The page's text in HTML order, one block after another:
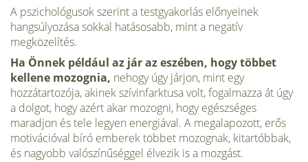
A pszichológusok szerint a testgyakorlás előnyeinek
hangsúlyozása sokkal hatásosabb, mint a negatív
megközelítés.
Ha Önnek például az jár az eszében, hogy többet
kellene mozognia, nehogy úgy járjon, mint egy
hozzátartozója, akinek szívinfarktusa volt, fogalmazza át úgy
a dolgot, hogy azért akar mozogni, hogy egészséges
maradjon és tele legyen energiával. A megalapozott, erős
motivációval bíró emberek többet mozognak, kitartóbbak,
és nagyobb valószínűséggel élvezik is a mozgást.